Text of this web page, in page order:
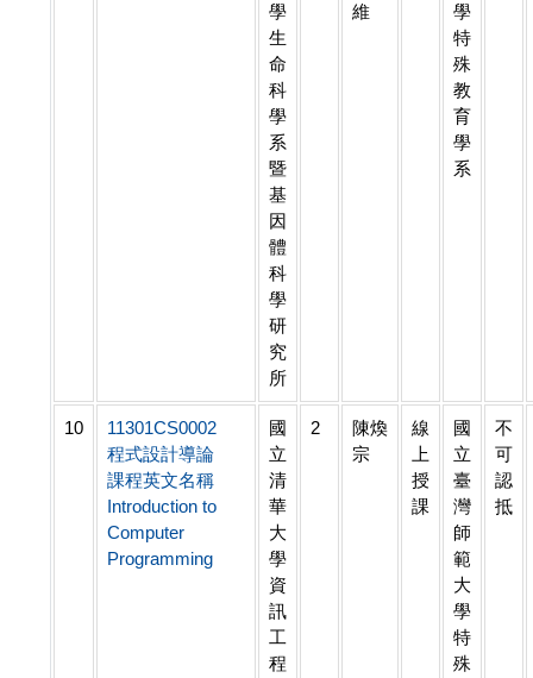
學
生
命
科
學
系
暨
基
因
體
科
學
研
究
所
維
學
特
殊
教
育
學
系
10
11301CS0002
程式設計導論
課程英文名稱
Introduction to
Computer
Programming
國
立
清
華
大
學
資
訊
工
程
2
陳煥
宗
線
上
授
課
國
立
臺
灣
師
範
大
學
特
殊
不
可
認
抵